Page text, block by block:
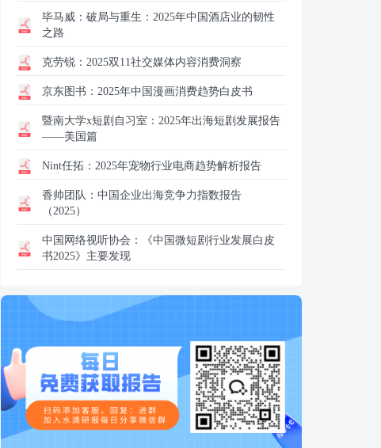
毕马威： 破局与重生：2025年中国酒店业的韧性
之路
克劳锐： 2025双11社交媒体内容消费洞察
京东图书： 2025年中国漫画消费趋势白皮书
暨南大学x短剧自习室： 2025年出海短剧发展报告
——美国篇
Nint任拓： 2025年宠物行业电商趋势解析报告
香帅团队： 中国企业出海竞争力指数报告
（2025）
中国网络视听协会：
《中国微短剧行业发展白皮
书2025》主要发现